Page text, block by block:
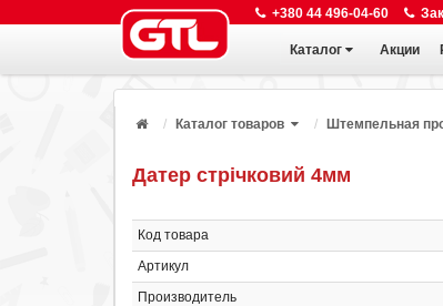
+380 44 496-04-60
Каталог Акции
Каталог товаров Штемпельная
Датер стрічковий 4мм
Код товара
Артикул
Производитель